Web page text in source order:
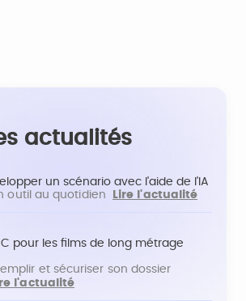
actualités
un scénario avec l'aide de l'IA
outil au quotidien
Lire l'actualité
pour les films de long métrage
et sécuriser son dossier
l'actualité